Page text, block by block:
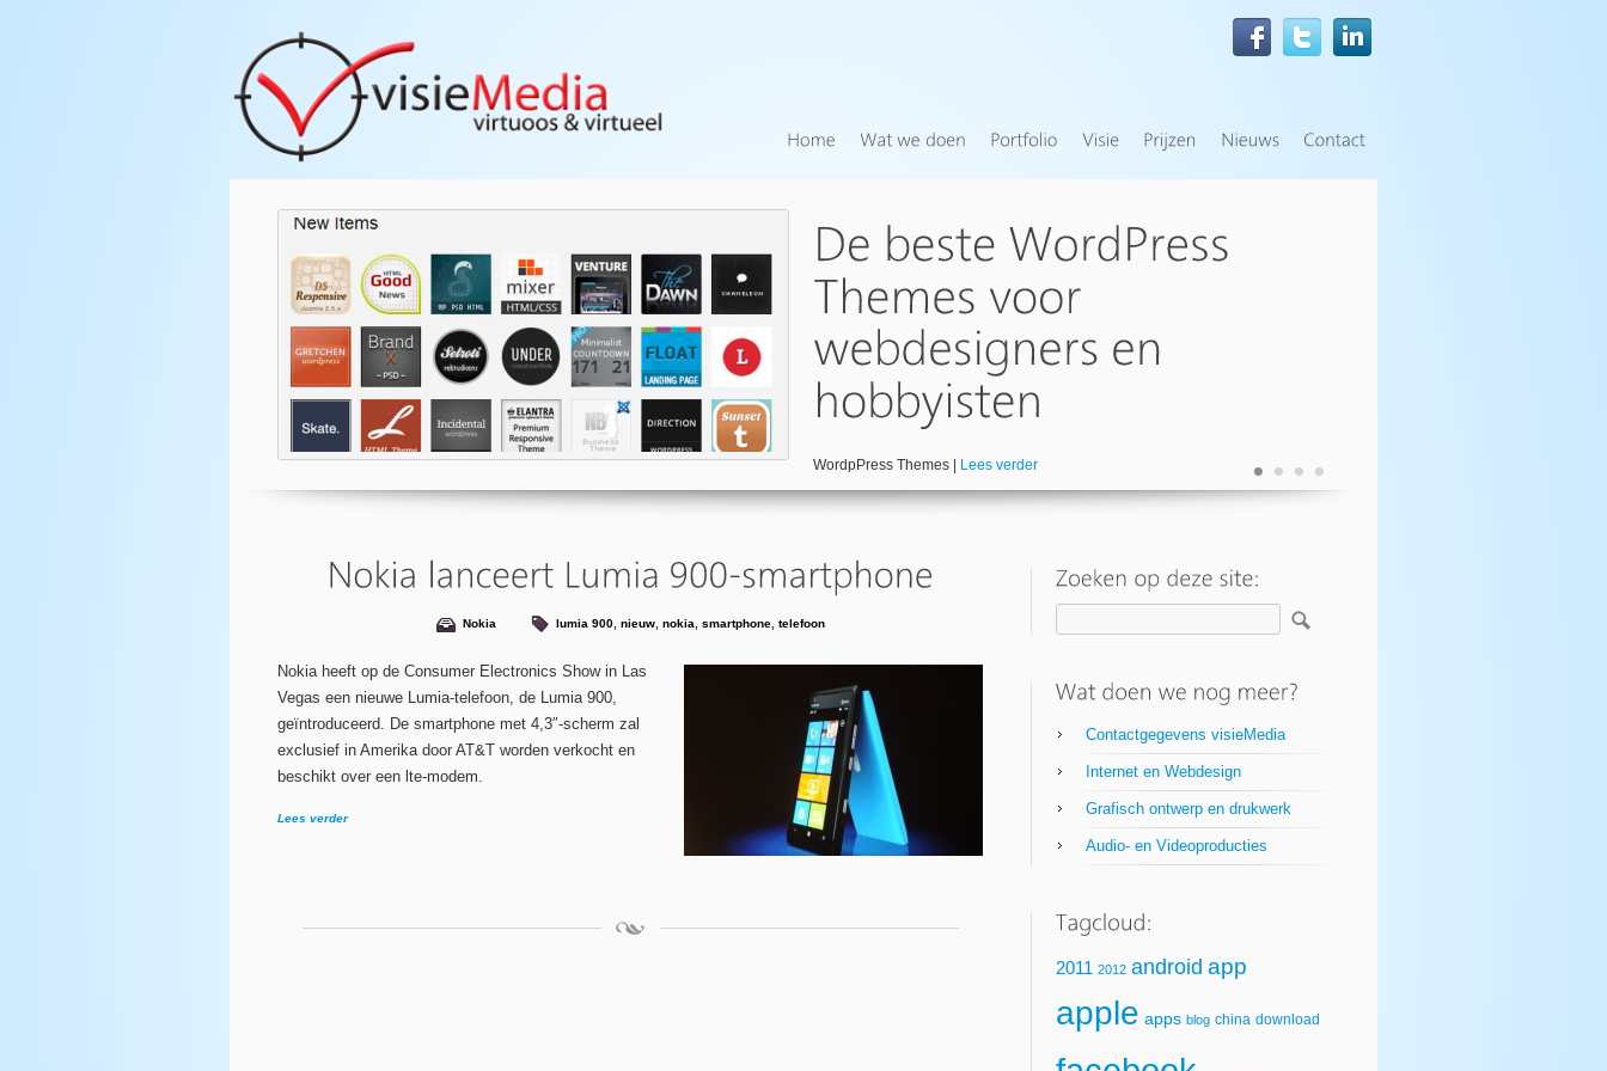
WordpPress Themes | Lees verder • • • •
Nokia lumia 900 nieuw nokia smartphone telefoon
Nokia heeft op de Consumer Electronics Show in Las
Vegas een nieuwe Lumia-telefoon, de Lumia 900,
geïntroduceerd. De smartphone met 4,3″-scherm zal
exclusief in Amerika door AT&T worden verkocht en
beschikt over een lte-modem.
Lees verder
Contactgegevens visieMedia
Internet en Webdesign
Grafisch ontwerp en drukwerk
Audio- en Videoproducties
2011 2012 android app
apple apps blog china download